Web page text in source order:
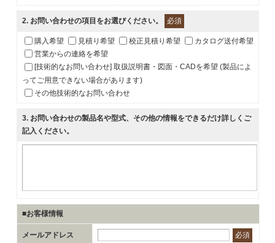
2. お問い合わせの項目をお選びください。 必須
購入希望 見積り希望 校正見積り希望
カタログ送付希望
営業からの連絡を希望
[技術的なお問い合わせ] 取扱説明書・図面・CADを希望 (製品によ
ってご用意できない場合があります)
その他技術的なお問い合わせ
3. お問い合わせの製品名や型式、その他の情報をできるだけ詳しくご
記入ください。
■お客様情報
メールアドレス 必須